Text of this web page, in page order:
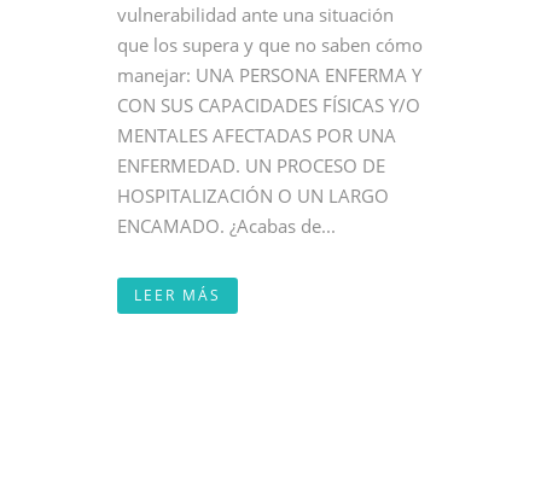
vulnerabilidad ante una situación
que los supera y que no saben cómo
manejar: UNA PERSONA ENFERMA Y
CON SUS CAPACIDADES FÍSICAS Y/O
MENTALES AFECTADAS POR UNA
ENFERMEDAD. UN PROCESO DE
HOSPITALIZACIÓN O UN LARGO
ENCAMADO. ¿Acabas de...
LEER MÁS